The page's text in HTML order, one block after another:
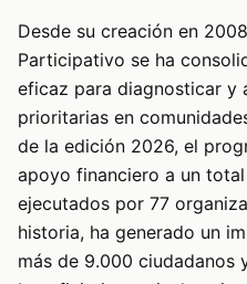
Desde su creación en
Participativo se ha
eficaz para diagnosticar y
prioritarias en
de la edición 2026, el
apoyo financiero a un
ejecutados por 77
historia, ha generado un
más de 9.000 ciudadanos